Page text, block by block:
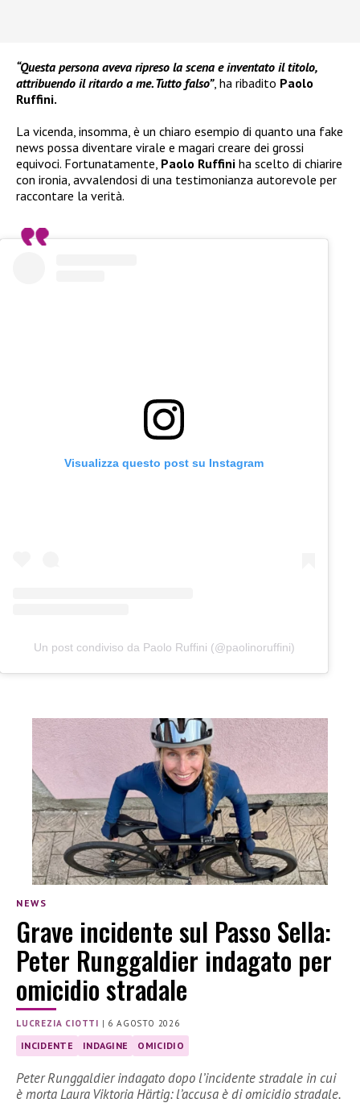
“Questa persona aveva ripreso la scena e inventato il titolo,
attribuendo il ritardo a me. Tutto falso”, ha ribadito Paolo
Ruffini.
La vicenda, insomma, è un chiaro esempio di quanto una fake
news possa diventare virale e magari creare dei grossi
equivoci. Fortunatamente, Paolo Ruffini ha scelto di chiarire
con ironia, avvalendosi di una testimonianza autorevole per
raccontare la verità.
Visualizza questo post su Instagram
Un post condiviso da Paolo Ruffini (@paolinoruffini)
NEWS
Grave incidente sul Passo Sella:
Peter Runggaldier indagato per
omicidio stradale
LUCREZIA CIOTTI | 6 AGOSTO 2026
INCIDENTE INDAGINE OMICIDIO
Peter Runggaldier indagato dopo l’incidente stradale in cui
è morta Laura Viktoria Härtig: l’accusa è di omicidio stradale.